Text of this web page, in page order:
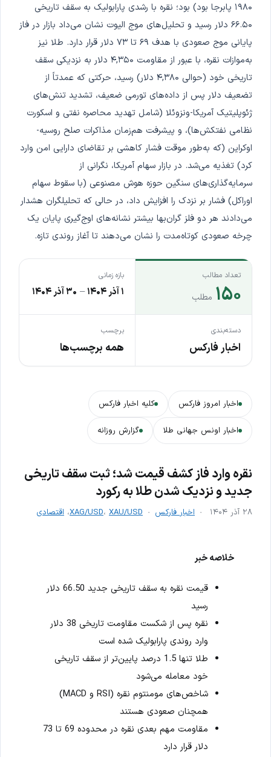
۱۹۸۰ پابرجا بود) بود؛ نقره با رشدی پارابولیک به سقف تاریخی
۶۶.۵۰ دلار رسید و تحلیل‌های موج الیوت نشان می‌داد بازار در فاز
پایانی موج صعودی با هدف ۶۹ تا ۷۳ دلار قرار دارد. طلا نیز
به‌موازات نقره، با عبور از مقاومت ۴,۳۵۰ دلار به نزدیکی سقف
تاریخی خود (حوالی ۴,۳۸۰ دلار) رسید، حرکتی که عمدتاً از
تضعیف دلار پس از داده‌های تورمی ضعیف، تشدید تنش‌های
ژئوپلیتیک آمریکا-ونزوئلا (شامل تهدید محاصره نفتی و اسکورت
نظامی نفتکش‌ها)، و پیشرفت هم‌زمان مذاکرات صلح روسیه-
اوکراین (که به‌طور موقت فشار کاهشی بر تقاضای دارایی امن وارد
کرد) تغذیه می‌شد. در بازار سهام آمریکا، نگرانی از
سرمایه‌گذاری‌های سنگین حوزه هوش مصنوعی (با سقوط سهام
اوراکل) فشار بر نزدک را افزایش داد، در حالی که تحلیلگران هشدار
می‌دادند هر دو فلز گران‌بها بیشتر نشانه‌های اوج‌گیری پایان یک
چرخه صعودی کوتاه‌مدت را نشان می‌دهند تا آغاز روندی تازه.
تعداد مطالب
۱۵۰ مطلب
بازه زمانی
۱ آذر ۱۴۰۴ – ۳۰ آذر ۱۴۰۴
دسته‌بندی
اخبار فارکس
برچسب
همه برچسب‌ها
اخبار امروز فارکس کلیه اخبار فارکس
اخبار اونس جهانی طلا گزارش روزانه
نقره وارد فاز کشف قیمت شد؛ ثبت سقف تاریخی
جدید و نزدیک شدن طلا به رکورد
۲۸ آذر ۱۴۰۴ اخبار فارکس XAG/USD، XAU/USD ، اقتصادی
خلاصه خبر
قیمت نقره به سقف تاریخی جدید 66.50 دلار
رسید
نقره پس از شکست مقاومت تاریخی 38 دلار
وارد روندی پارابولیک شده است
طلا تنها 1.5 درصد پایین‌تر از سقف تاریخی
خود معامله می‌شود
شاخص‌های مومنتوم نقره (RSI و MACD)
همچنان صعودی هستند
مقاومت مهم بعدی نقره در محدوده 69 تا 73
دلار قرار دارد